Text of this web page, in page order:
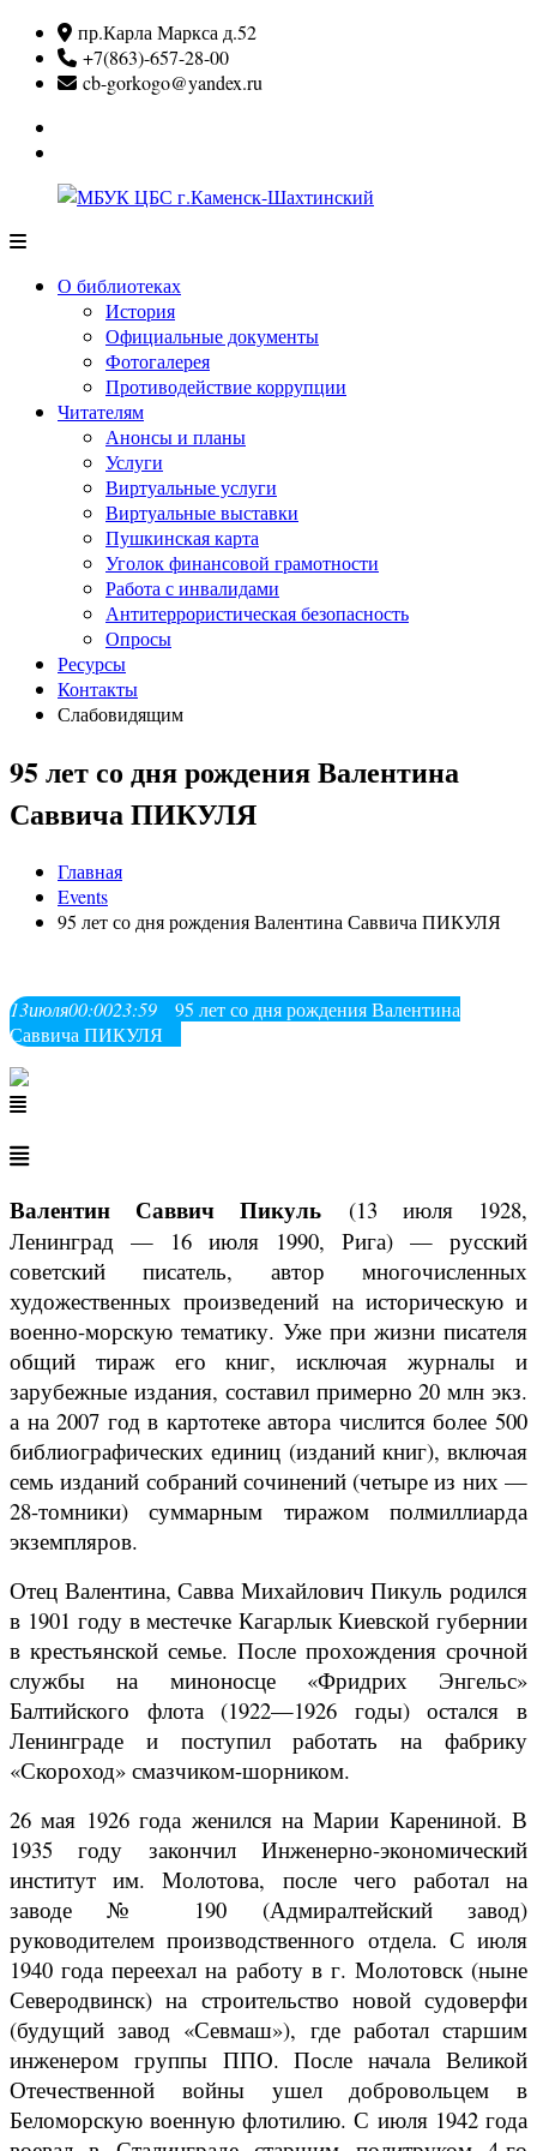
Перейти
содержимому
пр.Карла Маркса д.52
+7(863)-657-28-00
cb-gorkogo@yandex.ru
ЦБС
г.Каменск-
Шахтинский
О библиотеках
История
Официальные документы
Фотогалерея
Противодействие коррупции
Читателям
Анонсы и планы
Услуги
Виртуальные услуги
Виртуальные выставки
Пушкинская карта
Уголок финансовой грамотности
Работа с инвалидами
Антитеррористическая безопасность
Опросы
Ресурсы
Контакты
Слабовидящим
95 лет со дня рождения Валентина
Саввича ПИКУЛЯ
Главная
Events
95 лет со дня рождения Валентина Саввича ПИКУЛЯ
13июля00:0023:59
95 лет со дня рождения Валентина
Саввича ПИКУЛЯ
Валентин Саввич Пикуль (13 июля 1928,
Ленинград — 16 июля 1990, Рига) — русский
советский писатель, автор многочисленных
художественных произведений на историческую и
военно-морскую тематику. Уже при жизни писателя
общий тираж его книг, исключая журналы и
зарубежные издания, составил примерно 20 млн экз.
а на 2007 год в картотеке автора числится более 500
библиографических единиц (изданий книг), включая
семь изданий собраний сочинений (четыре из них —
28-томники) суммарным тиражом полмиллиарда
экземпляров.
Отец Валентина, Савва Михайлович Пикуль родился
в 1901 году в местечке Кагарлык Киевской губернии
в крестьянской семье. После прохождения срочной
службы на миноносце «Фридрих Энгельс»
Балтийского флота (1922—1926 годы) остался в
Ленинграде и поступил работать на фабрику
«Скороход» смазчиком-шорником.
26 мая 1926 года женился на Марии Карениной. В
1935 году закончил Инженерно-экономический
институт им. Молотова, после чего работал на
заводе № 190 (Адмиралтейский завод)
руководителем производственного отдела. С июля
1940 года переехал на работу в г. Молотовск (ныне
Северодвинск) на строительство новой судоверфи
(будущий завод «Севмаш»), где работал старшим
инженером группы ППО. После начала Великой
Отечественной войны ушел добровольцем в
Беломорскую военную флотилию. С июля 1942 года